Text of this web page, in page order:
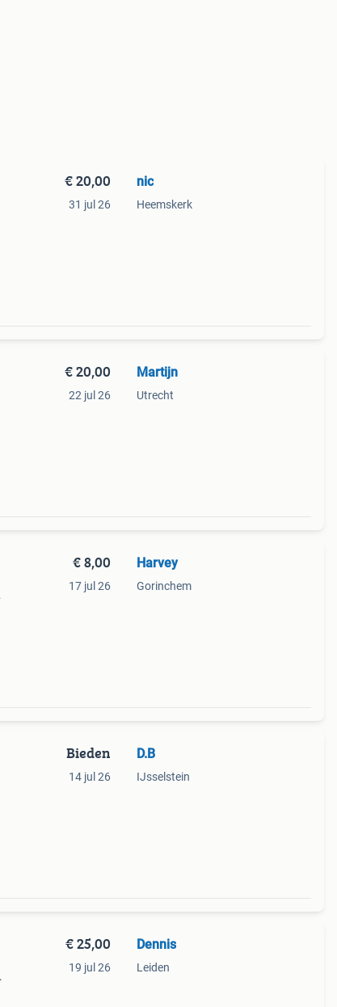
€ 20,00
31 jul 26
nic
Heemskerk
€ 20,00
22 jul 26
Martijn
Utrecht
€ 8,00
17 jul 26
Harvey
Gorinchem
Bieden
14 jul 26
D.B
IJsselstein
€ 25,00
19 jul 26
Dennis
Leiden